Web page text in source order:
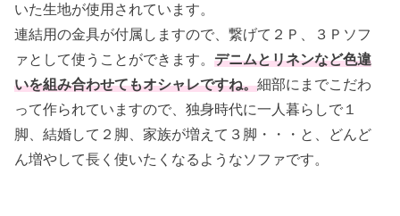
いた生地が使用されています。
連結用の金具が付属しますので、繋げて２Ｐ、３Ｐソフ
ァとして使うことができます。デニムとリネンなど色違
いを組み合わせてもオシャレですね。細部にまでこだわ
って作られていますので、独身時代に一人暮らしで１
脚、結婚して２脚、家族が増えて３脚・・・と、どんど
ん増やして長く使いたくなるようなソファです。